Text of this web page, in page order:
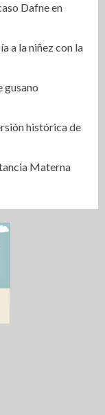
Dafne en
a la niñez con la
gusano
histórica de
Materna